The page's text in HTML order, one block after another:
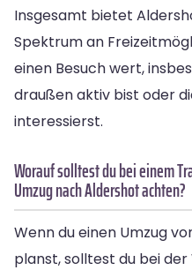
Insgesamt bietet
Spektrum an
einen Besuch wert,
draußen aktiv bist oder
interessierst.
Worauf solltest du bei einem
Umzug nach Aldershot achten?
Wenn du einen Umzug
planst, solltest du bei der